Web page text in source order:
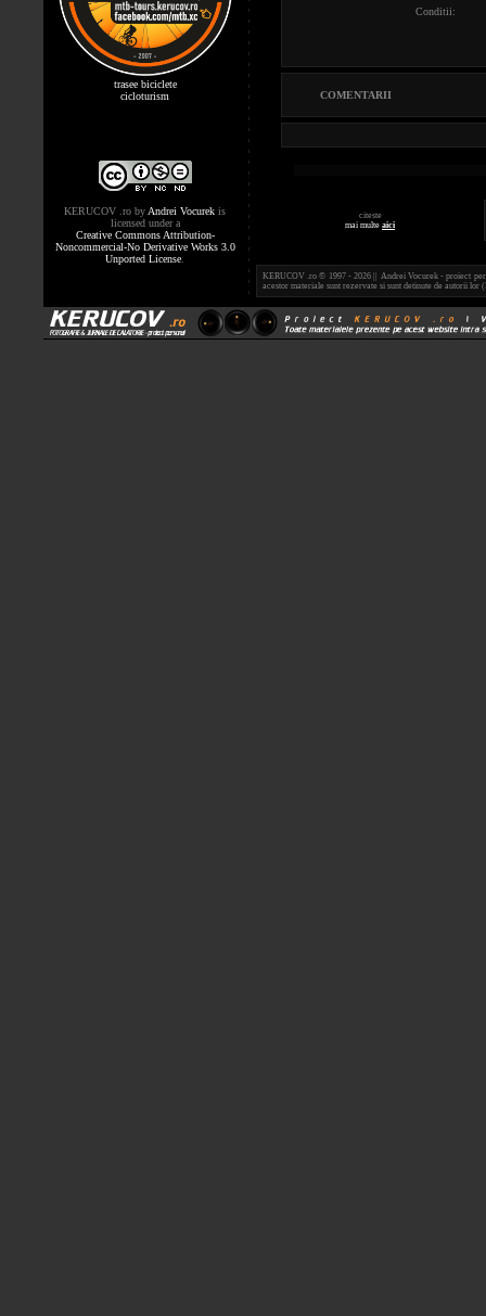
trasee biciclete
cicloturism
KERUCOV .ro by Andrei Vocurek is
licensed under a
Creative Commons Attribution-
Noncommercial-No Derivative Works 3.0
Unported License
Conditii:
COMENTARII
citeste
mai multe aici
KERUCOV .ro © 1997 - 2026 || Andrei Vocurek - proiect
acestor materiale sunt rezervate si sunt detinute de autorii